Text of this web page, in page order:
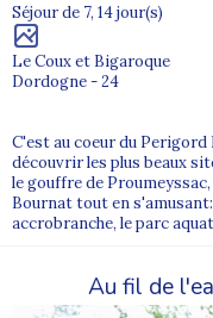
Séjour de 7, 14 jour(s)
Le Coux et Bigaroque
Dordogne - 24
C'est au coeur du
découvrir les plus beaux
le gouffre de
Bournat tout en
accrobranche, le parc
Au fil de